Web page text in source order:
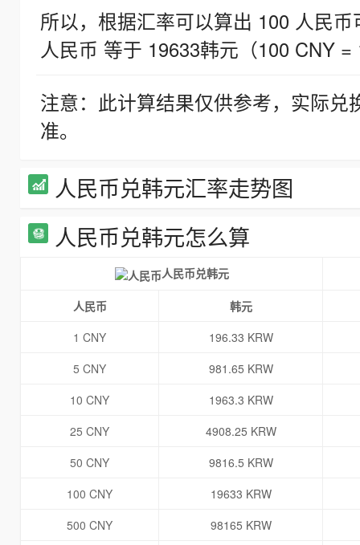
所以，根据汇率可以算出 100 人民
人民币 等于 19633韩元（100 CNY =
注意：此计算结果仅供参考，实际
准。
人民币兑韩元汇率走势图
人民币兑韩元怎么算
人民币兑韩元
人民币
韩元
1 CNY
196.33 KRW
5 CNY
981.65 KRW
10 CNY
1963.3 KRW
25 CNY
4908.25 KRW
50 CNY
9816.5 KRW
100 CNY
19633 KRW
500 CNY
98165 KRW